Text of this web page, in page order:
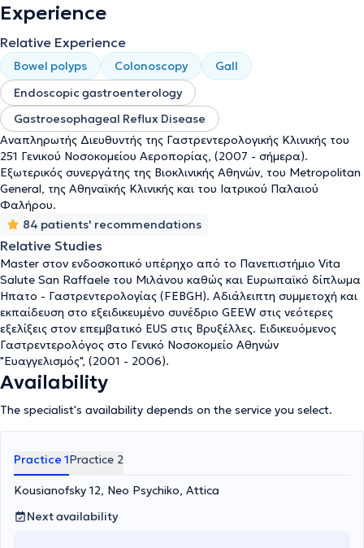
cholangiopancreatography (ERCP) and endoscopic ultrasound
he collaborates with, a range of basic gastroenterological
examinations including colonoscopy, gastroscopy, rectoscopy,
urea breath test for Helicobacter pylori, and hepatology screening.
Finally, in his ongoing professional development, he participates in
numerous Gastroenterology conferences held both in Greece and
abroad.
Experience
Relative Experience
Bowel polyps Colonoscopy
Gall
Endoscopic gastroenterology
Gastroesophageal Reflux Disease
Αναπληρωτής Διευθυντής της Γαστρεντερολογικής Κλινικής του
251 Γενικού Νοσοκομείου Αεροπορίας, (2007 - σήμερα).
Εξωτερικός συνεργάτης της Βιοκλινικής Αθηνών, του Metropolitan
General, της Αθηναϊκής Κλινικής και του Ιατρικού Παλαιού
Φαλήρου.
84 patients' recommendations
Relative Studies
Μaster στον ενδοσκοπικό υπέρηχο από το Πανεπιστήμιο Vita
Salute San Raffaele του Μιλάνου καθώς και Ευρωπαϊκό δίπλωμα
Ηπατο - Γαστρεντερολογίας (FEBGH). Αδιάλειπτη συμμετοχή και
εκπαίδευση στο εξειδικευμένο συνέδριο GEEW στις νεότερες
εξελίξεις στον επεμβατικό EUS στις Βρυξέλλες. Ειδικευόμενος
Γαστρεντερολόγος στο Γενικό Νοσοκομείο Αθηνών
"Ευαγγελισμός", (2001 - 2006).
Availability
The specialist's availability depends on the service you select.
Practice 1Practice 2
Kousianofsky 12, Neo Psychiko, Attica
Next availability